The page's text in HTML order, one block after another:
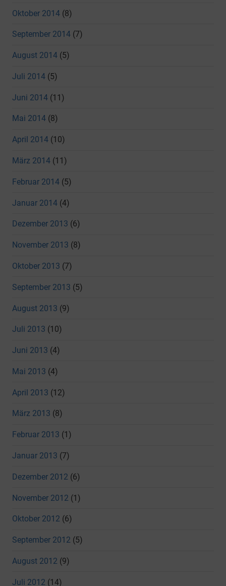
Oktober 2014 (8)
September 2014 (7)
August 2014 (5)
Juli 2014 (5)
Juni 2014 (11)
Mai 2014 (8)
April 2014 (10)
März 2014 (11)
Februar 2014 (5)
Januar 2014 (4)
Dezember 2013 (6)
November 2013 (8)
Oktober 2013 (7)
September 2013 (5)
August 2013 (9)
Juli 2013 (10)
Juni 2013 (4)
Mai 2013 (4)
April 2013 (12)
März 2013 (8)
Februar 2013 (1)
Januar 2013 (7)
Dezember 2012 (6)
November 2012 (1)
Oktober 2012 (6)
September 2012 (5)
August 2012 (9)
Juli 2012 (14)